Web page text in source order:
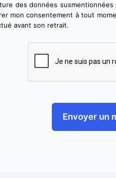
des données
mon consentement à tout
avant son retrait.
Envoyer un